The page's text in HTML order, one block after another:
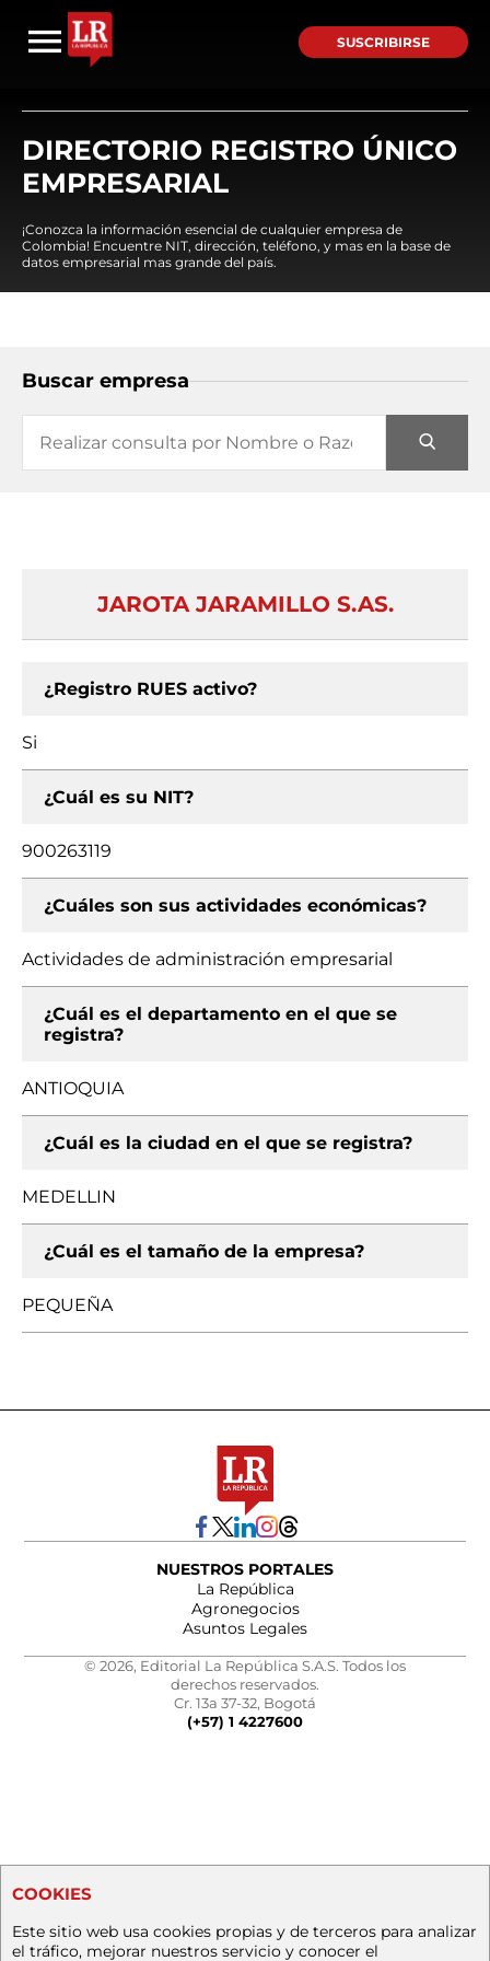
SUSCRIBIRSE
DIRECTORIO REGISTRO ÚNICO
EMPRESARIAL
¡Conozca la información esencial de cualquier empresa de
Colombia! Encuentre NIT, dirección, teléfono, y mas en la base de
datos empresarial mas grande del país.
Buscar empresa
JAROTA JARAMILLO S.AS.
¿Registro RUES activo?
Si
¿Cuál es su NIT?
900263119
¿Cuáles son sus actividades económicas?
Actividades de administración empresarial
¿Cuál es el departamento en el que se
registra?
ANTIOQUIA
¿Cuál es la ciudad en el que se registra?
MEDELLIN
¿Cuál es el tamaño de la empresa?
PEQUEÑA
NUESTROS PORTALES
La República
Agronegocios
Asuntos Legales
© 2026, Editorial La República S.A.S. Todos los
derechos reservados.
Cr. 13a 37-32, Bogotá
(+57) 1 4227600
COOKIES
Este sitio web usa cookies propias y de terceros para analizar
el tráfico, mejorar nuestros servicio y conocer el